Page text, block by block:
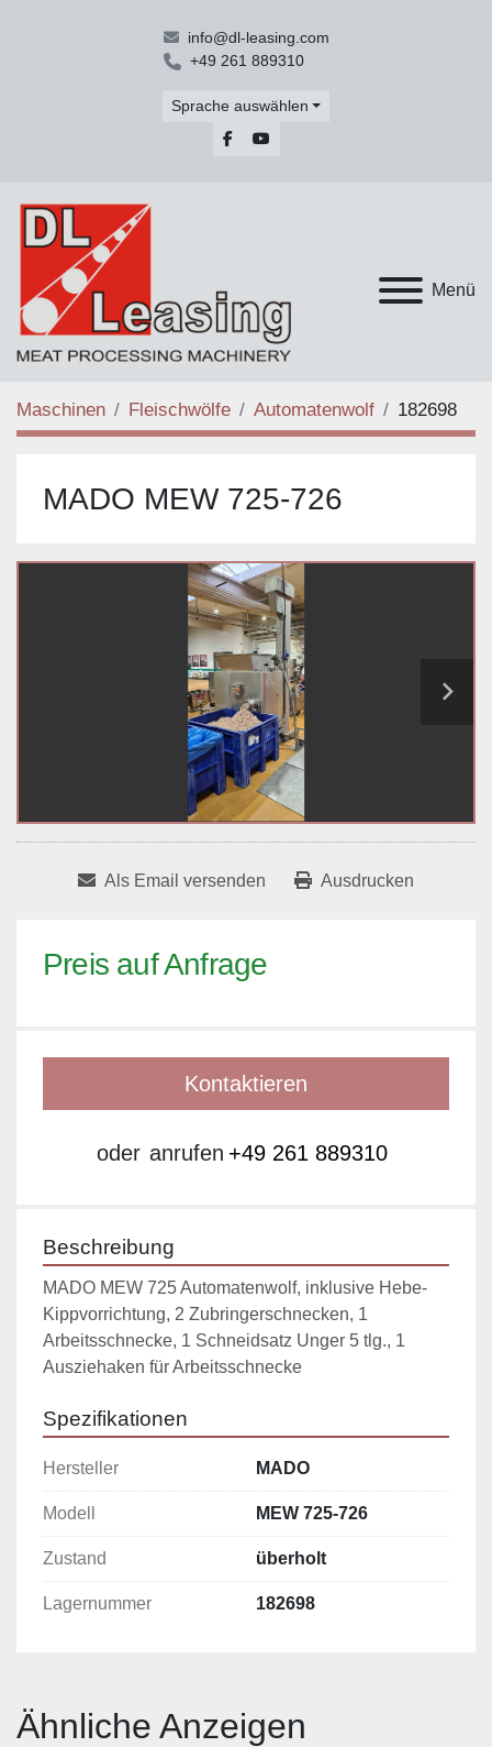
info@dl-leasing.com
+49 261 889310
Sprache auswählen
facebookyoutube
Menü
Maschinen Fleischwölfe Automatenwolf 182698
MADO MEW 725-726
Als Email versenden Ausdrucken
Preis auf Anfrage
Kontaktieren
oder anrufen +49 261 889310
Beschreibung
MADO MEW 725 Automatenwolf, inklusive Hebe-
Kippvorrichtung, 2 Zubringerschnecken, 1
Arbeitsschnecke, 1 Schneidsatz Unger 5 tlg., 1
Ausziehaken für Arbeitsschnecke
Spezifikationen
Hersteller MADO
Modell MEW 725-726
Zustand überholt
Lagernummer 182698
Ähnliche Anzeigen